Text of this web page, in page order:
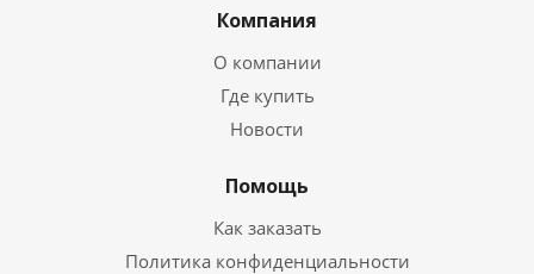
Компания
О компании
Где купить
Новости
Помощь
Как заказать
Политика конфиденциальности